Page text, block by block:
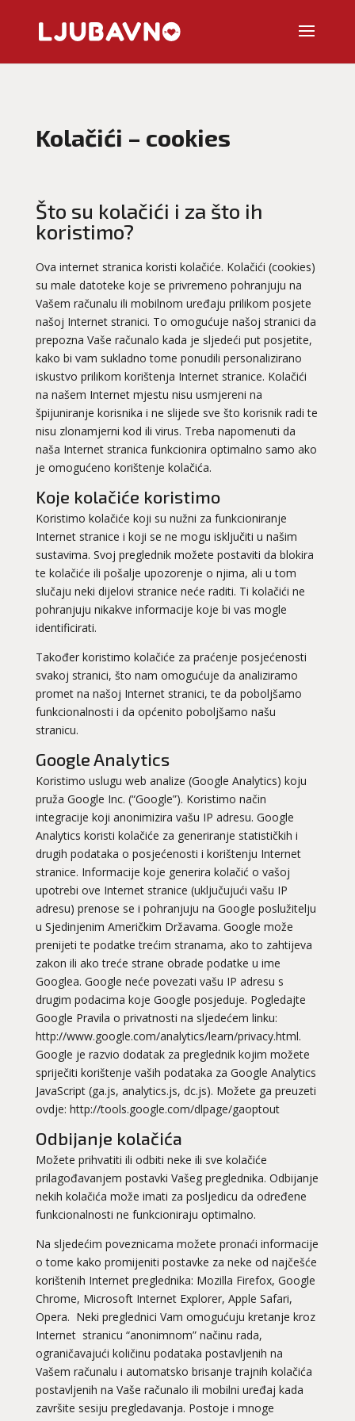
Kolačići – cookies
Što su kolačići i za što ih
koristimo?
Ova internet stranica koristi kolačiće. Kolačići (cookies)
su male datoteke koje se privremeno pohranjuju na
Vašem računalu ili mobilnom uređaju prilikom posjete
našoj Internet stranici. To omogućuje našoj stranici da
prepozna Vaše računalo kada je sljedeći put posjetite,
kako bi vam sukladno tome ponudili personalizirano
iskustvo prilikom korištenja Internet stranice. Kolačići
na našem Internet mjestu nisu usmjereni na
špijuniranje korisnika i ne slijede sve što korisnik radi te
nisu zlonamjerni kod ili virus. Treba napomenuti da
naša Internet stranica funkcionira optimalno samo ako
je omogućeno korištenje kolačića.
Koje kolačiće koristimo
Koristimo kolačiće koji su nužni za funkcioniranje
Internet stranice i koji se ne mogu isključiti u našim
sustavima. Svoj preglednik možete postaviti da blokira
te kolačiće ili pošalje upozorenje o njima, ali u tom
slučaju neki dijelovi stranice neće raditi. Ti kolačići ne
pohranjuju nikakve informacije koje bi vas mogle
identificirati.
Također koristimo kolačiće za praćenje posjećenosti
svakoj stranici, što nam omogućuje da analiziramo
promet na našoj Internet stranici, te da poboljšamo
funkcionalnosti i da općenito poboljšamo našu
stranicu.
Google Analytics
Koristimo uslugu web analize (Google Analytics) koju
pruža Google Inc. (“Google”). Koristimo način
integracije koji anonimizira vašu IP adresu. Google
Analytics koristi kolačiće za generiranje statističkih i
drugih podataka o posjećenosti i korištenju Internet
stranice. Informacije koje generira kolačić o vašoj
upotrebi ove Internet stranice (uključujući vašu IP
adresu) prenose se i pohranjuju na Google poslužitelju
u Sjedinjenim Američkim Državama. Google može
prenijeti te podatke trećim stranama, ako to zahtijeva
zakon ili ako treće strane obrade podatke u ime
Googlea. Google neće povezati vašu IP adresu s
drugim podacima koje Google posjeduje. Pogledajte
Google Pravila o privatnosti na sljedećem linku:
http://www.google.com/analytics/learn/privacy.html.
Google je razvio dodatak za preglednik kojim možete
spriječiti korištenje vaših podataka za Google Analytics
JavaScript (ga.js, analytics.js, dc.js). Možete ga preuzeti
ovdje: http://tools.google.com/dlpage/gaoptout
Odbijanje kolačića
Možete prihvatiti ili odbiti neke ili sve kolačiće
prilagođavanjem postavki Vašeg preglednika. Odbijanje
nekih kolačića može imati za posljedicu da određene
funkcionalnosti ne funkcioniraju optimalno.
Na sljedećim poveznicama možete pronaći informacije
o tome kako promijeniti postavke za neke od najčešće
korištenih Internet preglednika: Mozilla Firefox, Google
Chrome, Microsoft Internet Explorer, Apple Safari,
Opera. Neki preglednici Vam omogućuju kretanje kroz
Internet stranicu “anonimnom” načinu rada,
ograničavajući količinu podataka postavljenih na
Vašem računalu i automatsko brisanje trajnih kolačića
postavljenih na Vaše računalo ili mobilni uređaj kada
završite sesiju pregledavanja. Postoje i mnoge